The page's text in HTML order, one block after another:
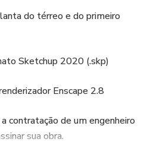
do térreo e do primeiro
Sketchup 2020 (.skp)
Enscape 2.8
contratação de um engenheiro
sua obra.